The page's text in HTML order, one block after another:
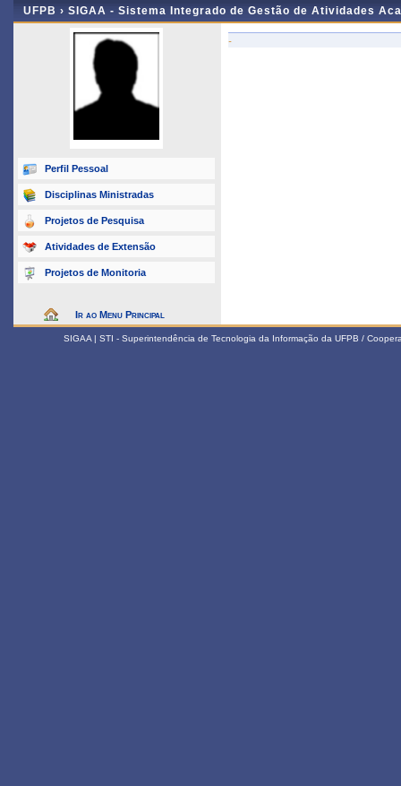
UFPB › SIGAA - Sistema Integrado de Gestão de Atividades
Perfil Pessoal
Disciplinas Ministradas
Projetos de Pesquisa
Atividades de Extensão
Projetos de Monitoria
Ir ao Menu Principal
-
SIGAA | STI - Superintendência de Tecnologia da Informação da UFPB /